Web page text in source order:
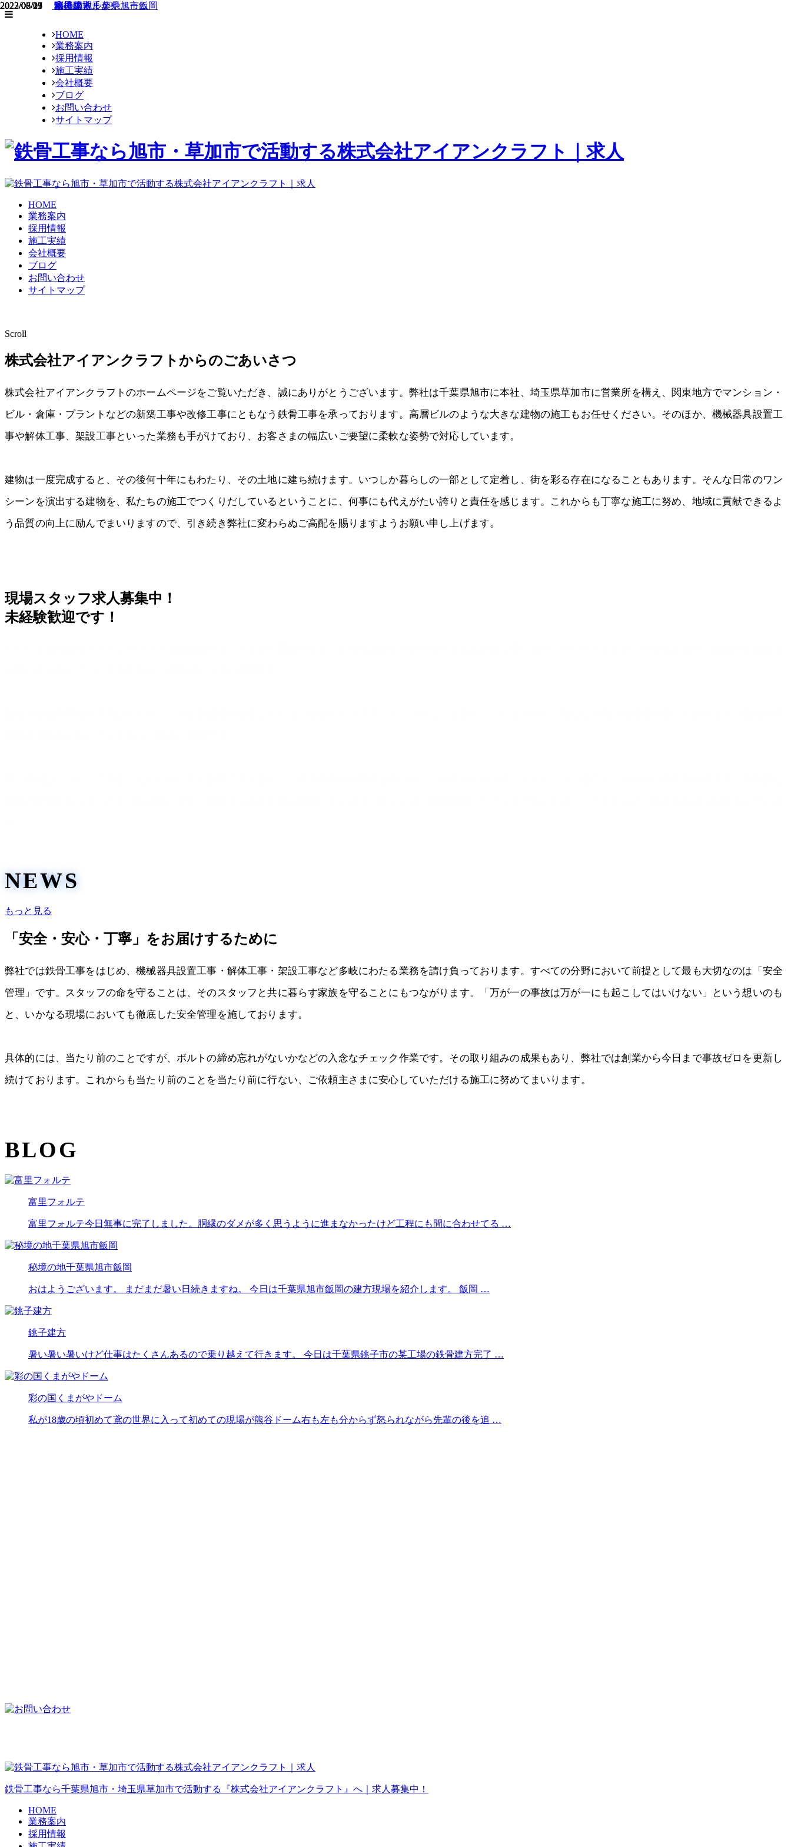
HOME
業務案内
採用情報
施工実績
会社概要
ブログ
お問い合わせ
サイトマップ
HOME
業務案内
採用情報
施工実績
会社概要
ブログ
お問い合わせ
サイトマップ
Scroll
株式会社アイアンクラフトからのごあいさつ
株式会社アイアンクラフトのホームページをご覧いただき、誠にありがとうございます。弊社は千葉県旭市に本社、埼玉県草加市に営業所を構え、関東地方でマンション・
ビル・倉庫・プラントなどの新築工事や改修工事にともなう鉄骨工事を承っております。高層ビルのような大きな建物の施工もお任せください。そのほか、機械器具設置工
事や解体工事、架設工事といった業務も手がけており、お客さまの幅広いご要望に柔軟な姿勢で対応しています。
建物は一度完成すると、その後何十年にもわたり、その土地に建ち続けます。いつしか暮らしの一部として定着し、街を彩る存在になることもあります。そんな日常のワン
シーンを演出する建物を、私たちの施工でつくりだしているということに、何事にも代えがたい誇りと責任を感じます。これからも丁寧な施工に努め、地域に貢献できるよ
う品質の向上に励んでまいりますので、引き続き弊社に変わらぬご高配を賜りますようお願い申し上げます。
現場スタッフ求人募集中！
未経験歓迎です！
NEWS
2023/06/17 富里フォルテ
2022/08/25 秘境の地千葉県旭市飯岡
2022/07/23 銚子建方
2022/06/01 彩の国くまがやドーム
2022/05/09 溶接練習
もっと見る
「安全・安心・丁寧」をお届けするために
弊社では鉄骨工事をはじめ、機械器具設置工事・解体工事・架設工事など多岐にわたる業務を請け負っております。すべての分野において前提として最も大切なのは「安全
管理」です。スタッフの命を守ることは、そのスタッフと共に暮らす家族を守ることにもつながります。「万が一の事故は万が一にも起こしてはいけない」という想いのも
と、いかなる現場においても徹底した安全管理を施しております。
具体的には、当たり前のことですが、ボルトの締め忘れがないかなどの入念なチェック作業です。その取り組みの成果もあり、弊社では創業から今日まで事故ゼロを更新し
続けております。これからも当たり前のことを当たり前に行ない、ご依頼主さまに安心していただける施工に努めてまいります。
BLOG
富里フォルテ
富里フォルテ今日無事に完了しました。胴縁のダメが多く思うように進まなかったけど工程にも間に合わせてる …
秘境の地千葉県旭市飯岡
おはようございます。 まだまだ暑い日続きますね。 今日は千葉県旭市飯岡の建方現場を紹介します。 飯岡 …
銚子建方
暑い暑い暑いけど仕事はたくさんあるので乗り越えて行きます。 今日は千葉県銚子市の某工場の鉄骨建方完了 …
彩の国くまがやドーム
私が18歳の頃初めて鳶の世界に入って初めての現場が熊谷ドーム右も左も分からず怒られながら先輩の後を追 …
鉄骨工事なら千葉県旭市・埼玉県草加市で活動する『株式会社アイアンクラフト』へ｜求人募集中！
HOME
業務案内
採用情報